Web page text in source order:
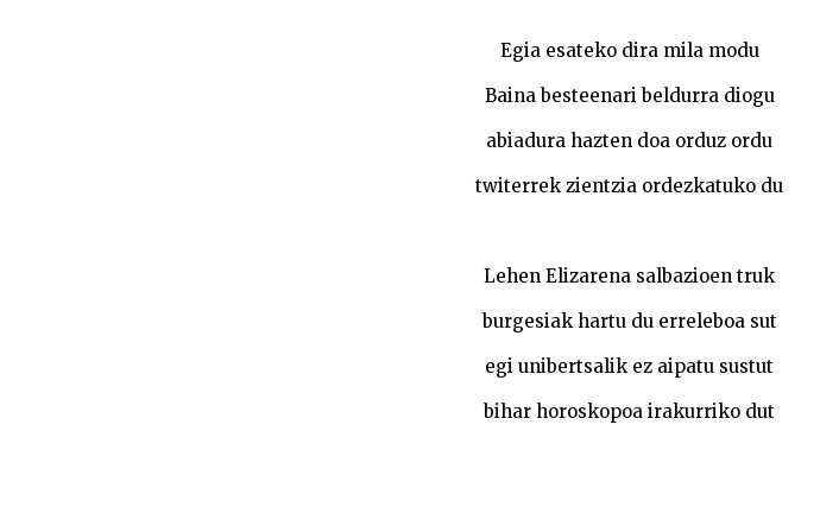
Egia esateko dira mila modu
Baina besteenari beldurra diogu
abiadura hazten doa orduz ordu
twiterrek zientzia ordezkatuko du
Lehen Elizarena salbazioen truk
burgesiak hartu du erreleboa sut
egi unibertsalik ez aipatu sustut
bihar horoskopoa irakurriko dut